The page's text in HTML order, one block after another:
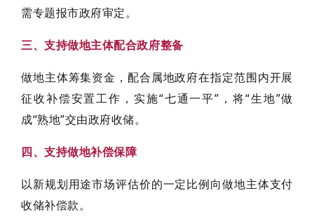
需专题报市政府审定。
三、支持做地主体配合政府整备
做地主体筹集资金，配合属地政府在指定范围内开展
征收补偿安置工作，实施“七通一平”，将“生地”做
成“熟地”交由政府收储。
四、支持做地补偿保障
以新规划用途市场评估价的一定比例向做地主体支付
收储补偿款。